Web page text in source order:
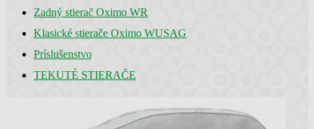
Zadný stierač Oximo WR
Klasické stierače Oximo WUSAG
Príslušenstvo
TEKUTÉ STIERAČE